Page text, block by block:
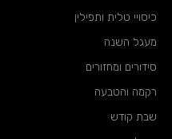
כיסויי טלית ותפילין
מעגל השנה
סידורים ומחזורים
רקמה והטבעה
שבת קודש